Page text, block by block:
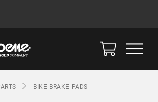
BIKE BRAKE PADS